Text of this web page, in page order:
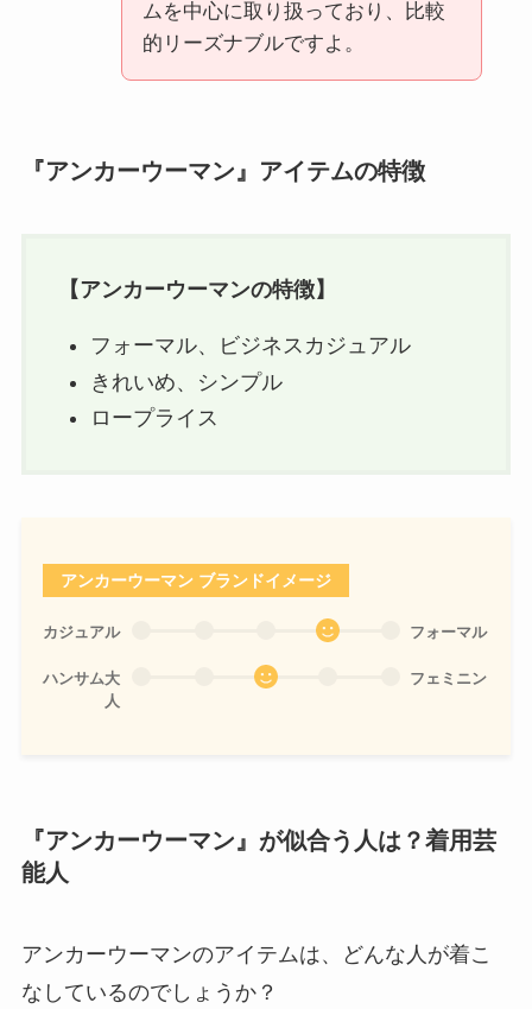
ムを中心に取り扱っており、比較
的リーズナブルですよ。
『アンカーウーマン』アイテムの特徴
【アンカーウーマンの特徴】
フォーマル、ビジネスカジュアル
きれいめ、シンプル
ロープライス
アンカーウーマン ブランドイメージ
カジュアル フォーマル
ハンサム大
人
フェミニン
『アンカーウーマン』が似合う人は？着用芸
能人
アンカーウーマンのアイテムは、どんな人が着こ
なしているのでしょうか？